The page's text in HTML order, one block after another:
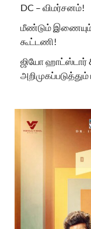
DC – விமர்சனம்!
மீண்டும்
கூட்டணி!
ஜியோ ஹாட்ஸ்டார் &